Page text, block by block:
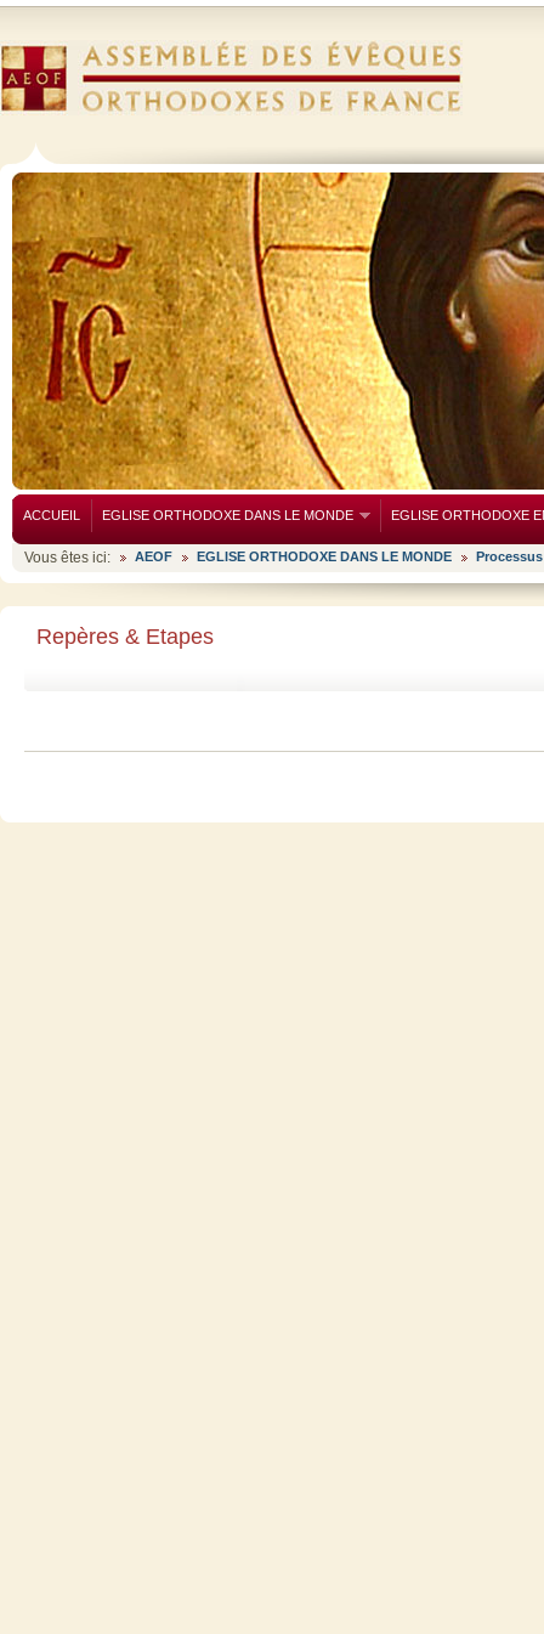
ACCUEIL EGLISE ORTHODOXE DANS LE MONDE EGLISE ORTHODOXE
Vous êtes ici: AEOF EGLISE ORTHODOXE DANS LE MONDE
Repères & Etapes